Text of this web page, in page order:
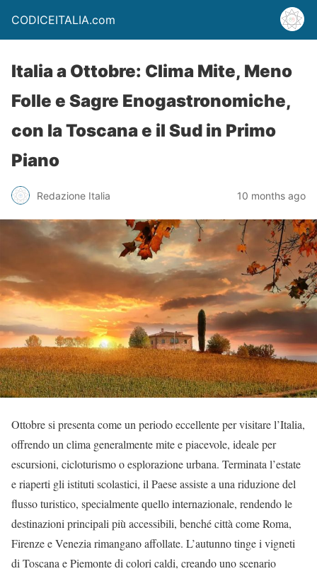
CODICEITALIA.com
Italia a Ottobre: Clima Mite, Meno
Folle e Sagre Enogastronomiche,
con la Toscana e il Sud in Primo
Piano
Redazione Italia 10 months ago
Ottobre si presenta come un periodo eccellente per visitare l’Italia,
offrendo un clima generalmente mite e piacevole, ideale per
escursioni, cicloturismo o esplorazione urbana. Terminata l’estate
e riaperti gli istituti scolastici, il Paese assiste a una riduzione del
flusso turistico, specialmente quello internazionale, rendendo le
destinazioni principali più accessibili, benché città come Roma,
Firenze e Venezia rimangano affollate. L’autunno tinge i vigneti
di Toscana e Piemonte di colori caldi, creando uno scenario